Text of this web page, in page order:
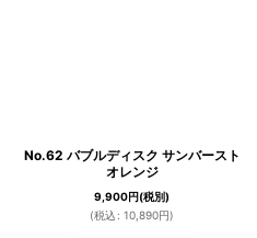
No.62 バブルディスク サンバースト
オレンジ
9,900円(税別)
(税込 : 10,890円)